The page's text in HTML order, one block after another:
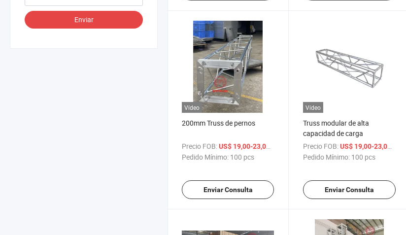
Enviar
Vídeo
200mm Truss de pernos
Precio FOB:US$ 19,00-23,00
Pedido Mínimo: 100 pcs
Enviar Consulta
Vídeo
Truss modular de alta
capacidad de carga
Precio FOB: US$ 19,00-23,00
Pedido Mínimo: 100 pcs
Enviar Consulta